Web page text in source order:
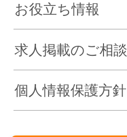
お役立ち情報
求人掲載のご相談
個人情報保護方針